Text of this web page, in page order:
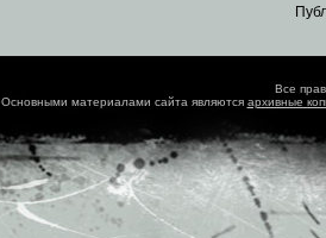
Все
Основными материалами сайта являются архивные